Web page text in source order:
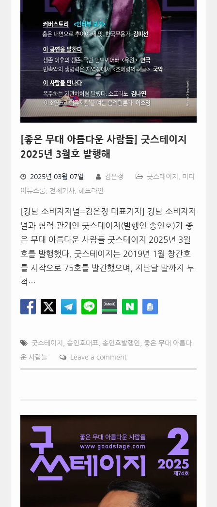
[좋은 무대 아름다운 사람들] 굿스테이지
2025년 3월호 발행해
2025년 03월 07일 김은정 굿스테이지 미디
어뉴스룸, 전체기사, 헤드라인
[강남 소비자저널=김은정 대표기자] 강남 소비자저
널과 협력 관계인 굿스테이지(발행인 송인호)가 좋
은 무대 아름다운 사람들 굿스테이지 2025년 3월
호를 발행했다. 굿스테이지는 2019년 1월 창간호
를 시작으로 75호를 발간했으며, 지난달 말까지 누
적…
굿스테이지 송인호대표, 송인호발행인 좋은 무대 아름다
운 사람들 Leave a comment